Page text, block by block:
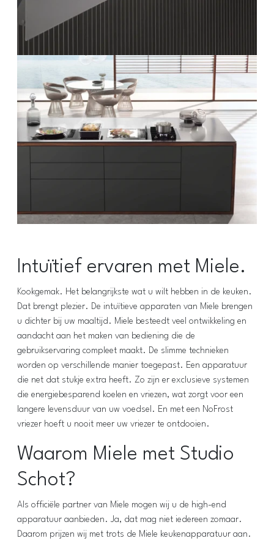
Intuïtief ervaren met Miele.
Kookgemak. Het belangrijkste wat u wilt hebben in de keuken.
Dat brengt plezier. De intuïtieve apparaten van Miele brengen
u dichter bij uw maaltijd. Miele besteedt veel ontwikkeling en
aandacht aan het maken van bediening die de
gebruikservaring compleet maakt. De slimme technieken
worden op verschillende manier toegepast. Een apparatuur
die net dat stukje extra heeft. Zo zijn er exclusieve systemen
die energiebesparend koelen en vriezen, wat zorgt voor een
langere levensduur van uw voedsel. En met een NoFrost
vriezer hoeft u nooit meer uw vriezer te ontdooien.
Waarom Miele met Studio
Schot?
Als officiële partner van Miele mogen wij u de high-end
apparatuur aanbieden. Ja, dat mag niet iedereen zomaar.
Daarom prijzen wij met trots de Miele keukenapparatuur aan.